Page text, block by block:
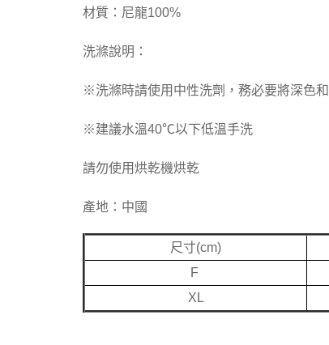
材質：尼龍100%
洗滌說明：
※洗滌時請使用中性洗劑，務必要將深色
※建議水溫40℃以下低溫手洗
請勿使用烘乾機烘乾
產地：中國
尺寸(cm)
F
XL